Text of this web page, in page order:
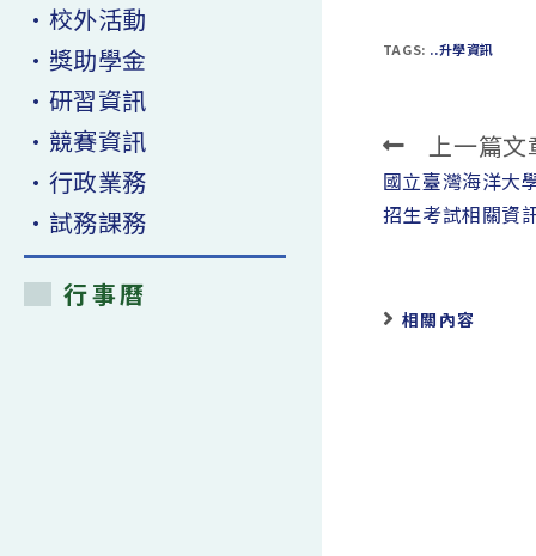
TAGS: ..升學資訊
Read
more
articles
上一篇文
國立臺灣海洋大
招生考試相關資
相關內容
•校外活動
•獎助學金
•研習資訊
•競賽資訊
•行政業務
•試務課務
行事曆